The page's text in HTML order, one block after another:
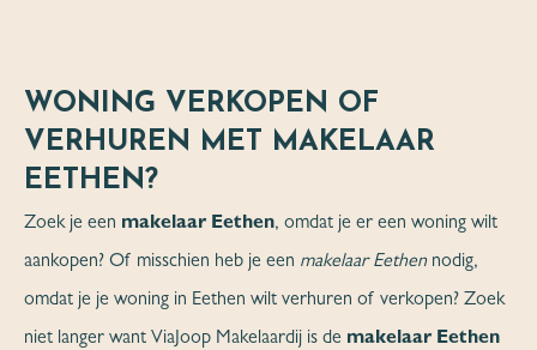
WONING VERKOPEN OF
VERHUREN MET MAKELAAR
EETHEN?
Zoek je een makelaar Eethen, omdat je er een woning wilt
aankopen? Of misschien heb je een makelaar Eethennodig,
omdat je je woning in Eethen wilt verhuren of verkopen? Zoek
niet langer want ViaJoop Makelaardij is de makelaar Eethen